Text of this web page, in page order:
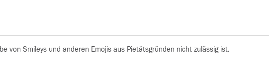
von Smileys und anderen Emojis aus Pietätsgründen nicht zulässig ist.